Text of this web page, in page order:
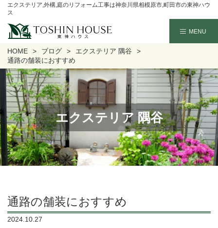
エクステリア,外構,庭のリフォーム工事は神奈川県相模原市,町田市の東神ハウ
ス
HOME ブログ
エクステリア 隅谷
通路の舗装におすすめ
エクステリア 隅谷
通路の舗装におすすめ
2024.10.27